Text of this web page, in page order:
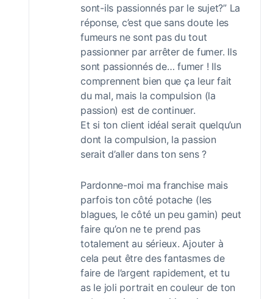
sont-ils passionnés par le sujet?” La
réponse, c’est que sans doute les
fumeurs ne sont pas du tout
passionner par arrêter de fumer. Ils
sont passionnés de… fumer ! Ils
comprennent bien que ça leur fait
du mal, mais la compulsion (la
passion) est de continuer.
Et si ton client idéal serait quelqu’un
dont la compulsion, la passion
serait d’aller dans ton sens ?
Pardonne-moi ma franchise mais
parfois ton côté potache (les
blagues, le côté un peu gamin) peut
faire qu’on ne te prend pas
totalement au sérieux. Ajouter à
cela peut être des fantasmes de
faire de l’argent rapidement, et tu
as le joli portrait en couleur de ton